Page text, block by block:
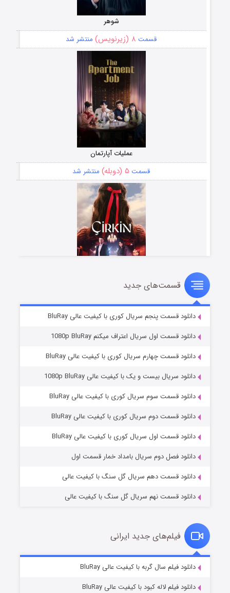
شوهر
قسمت ۸ (زیرنویس) منتشر شد
عملیات آپارتمان
قسمت ۵ (دوبله) منتشر شد
سریال زشت
قسمت۲ (زیرنویس) منتشر شد
مردگان متحرک: شهر مرده ۳
قسمت۲ (زیرنویس) منتشر شد
قسمت۷ (زیرنویس) منتشر شد
قسمت‌های جدید
دانلود قسمت پنجم سریال کوری با کیفیت عالی BluRay
دانلود قسمت اول سریال اعتراف میکنم 1080p BluRay
دانلود قسمت چهارم سریال کوری با کیفیت عالی BluRay
دانلود سریال بیست و یک با کیفیت عالی 1080p BluRay
دانلود قسمت سوم سریال کوری با کیفیت عالی BluRay
دانلود قسمت دوم سریال کوری با کیفیت عالی BluRay
دانلود قسمت اول سریال کوری با کیفیت عالی BluRay
دانلود فصل دوم سریال بامداد خمار قسمت اول
دانلود قسمت دهم سریال گل سنگ با کیفیت عالی
دانلود قسمت نهم سریال گل سنگ با کیفیت عالی
فیلم‌های جدید ایرانی
دانلود فیلم سال گربه با کیفیت عالی BluRay
دانلود فیلم لاله کبود با کیفیت عالی BluRay